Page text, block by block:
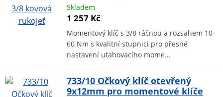
Skladem
1 257 Kč
Momentový klíč s 3/8 ráčnou a rozsahem 10-
60 Nm s kvalitní stupnici pro přesné
nastavení utahovacího mome…
733/10 Očkový klíč otevřený
9x12mm pro momentové klíče